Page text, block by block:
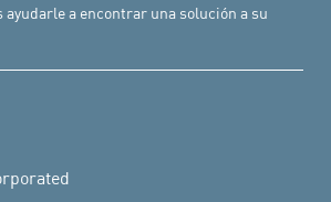
ayudarle a encontrar una solución a su